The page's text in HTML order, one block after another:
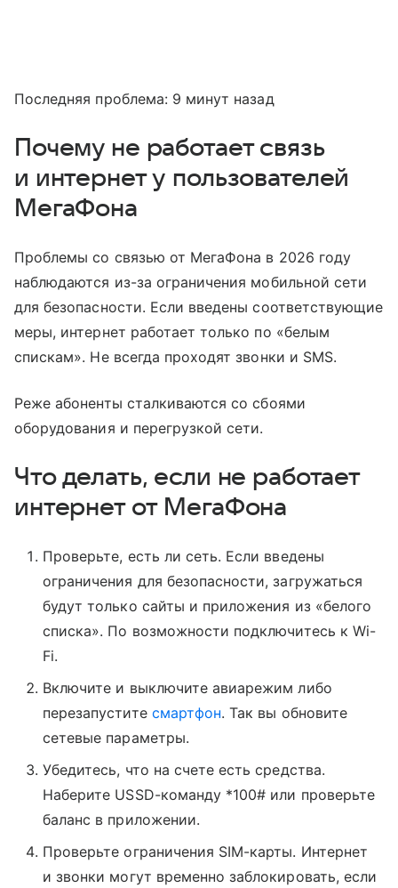
Последняя проблема: 9 минут назад
Почему не работает связь
и интернет у пользователей
МегаФона
Проблемы со связью от МегаФона в 2026 году
наблюдаются из-за ограничения мобильной сети
для безопасности. Если введены соответствующие
меры, интернет работает только по «белым
спискам». Не всегда проходят звонки и SMS.
Реже абоненты сталкиваются со сбоями
оборудования и перегрузкой сети.
Что делать, если не работает
интернет от МегаФона
Проверьте, есть ли сеть. Если введены
ограничения для безопасности, загружаться
будут только сайты и приложения из «белого
списка». По возможности подключитесь к Wi-
Fi.
Включите и выключите авиарежим либо
перезапустите смартфон. Так вы обновите
сетевые параметры.
Убедитесь, что на счете есть средства.
Наберите USSD-команду *100# или проверьте
баланс в приложении.
Проверьте ограничения SIM-карты. Интернет
и звонки могут временно заблокировать, если